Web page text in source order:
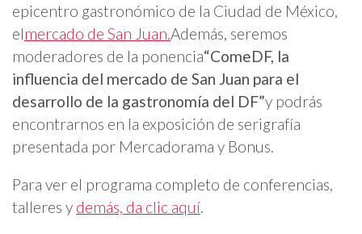
epicentro gastronómico de la Ciudad de México,
elmercado de San Juan.Además, seremos
moderadores de la ponencia“ComeDF, la
influencia del mercado de San Juan para el
desarrollo de la gastronomía del DF”y podrás
encontrarnos en la exposición de serigrafía
presentada por Mercadorama y Bonus.
Para ver el programa completo de conferencias,
talleres y demás, da clic aquí.